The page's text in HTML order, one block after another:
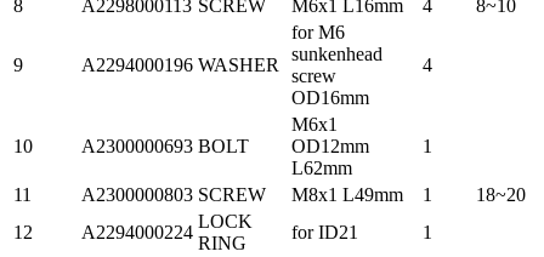
8 A2298000113 SCREW M6x1 L16mm 4 8~10
9 A2294000196 WASHER
for M6
sunkenhead
screw
OD16mm
4
10 A2300000693 BOLT
M6x1
OD12mm
L62mm
1
11 A2300000803 SCREW M8x1 L49mm 1
18~20
12
A2294000224
LOCK
RING
for ID21 1